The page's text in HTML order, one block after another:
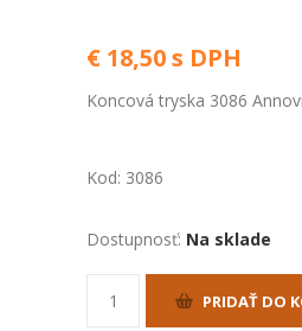
€ 18,50 s DPH
Koncová tryska 3086
Kod: 3086
Dostupnosť: Na sklade
PRIDAŤ DO